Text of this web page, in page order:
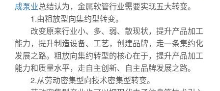
成泵业总结认为，金属软管行业需要实现五大转变。
1.由粗放型向集约型转变。
改变原来行业小、多、弱、散现状，提升产品加工
能力，提升制造设备、工艺，创建品牌，走一条集约化
发展之路。粗放向集约转型的核心在于，提升产品加工
能力和质量水平，走自主创新、自主品牌发展之路。
2.从劳动密集型向技术密集型转变。